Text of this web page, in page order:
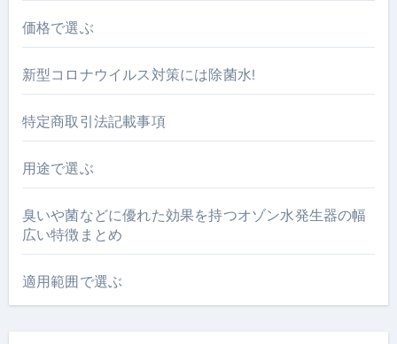
価格で選ぶ
新型コロナウイルス対策には除菌水!
特定商取引法記載事項
用途で選ぶ
臭いや菌などに優れた効果を持つオゾン水発生器の幅
広い特徴まとめ
適用範囲で選ぶ